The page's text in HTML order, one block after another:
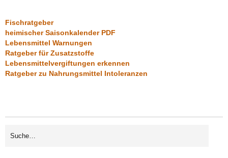
Fischratgeber
heimischer Saisonkalender PDF
Lebensmittel Warnungen
Ratgeber für Zusatzstoffe
Lebensmittelvergiftungen erkennen
Ratgeber zu Nahrungsmittel Intoleranzen